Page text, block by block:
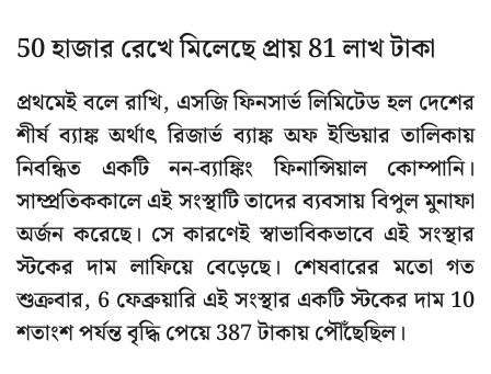
50 হাজার রেখে মিলেছে প্রায় 81 লাখ টাকা
প্রথমেই বলে রাখি, এসজি ফিনসার্ভ লিমিটেড হল দেশের
শীর্ষ ব্যাঙ্ক অর্থাৎ রিজার্ভ ব্যাঙ্ক অফ ইন্ডিয়ার তালিকায়
নিবন্ধিত একটি নন-ব্যাঙ্কিং ফিনান্সিয়াল কোম্পানি।
সাম্প্রতিককালে এই সংস্থাটি তাদের ব্যবসায় বিপুল মুনাফা
অর্জন করেছে। সে কারণেই স্বাভাবিকভাবে এই সংস্থার
স্টকের দাম লাফিয়ে বেড়েছে। শেষবারের মতো গত
শুক্রবার, 6 ফেব্রুয়ারি এই সংস্থার একটি স্টকের দাম 10
শতাংশ পর্যন্ত বৃদ্ধি পেয়ে 387 টাকায় পৌঁছেছিল।